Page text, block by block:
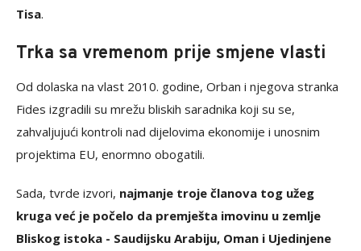
Tisa.
Trka sa vremenom prije smjene vlasti
Od dolaska na vlast 2010. godine, Orban i njegova stranka
Fides izgradili su mrežu bliskih saradnika koji su se,
zahvaljujući kontroli nad dijelovima ekonomije i unosnim
projektima EU, enormno obogatili.
Sada, tvrde izvori, najmanje troje članova tog užeg
kruga već je počelo da premješta imovinu u zemlje
Bliskog istoka - Saudijsku Arabiju, Oman i Ujedinjene